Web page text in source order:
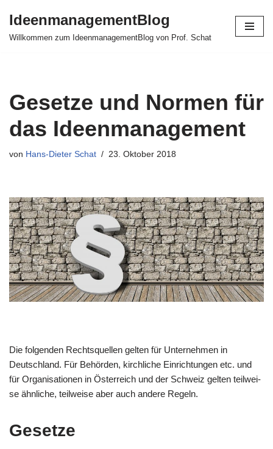
Zum
IdeenmanagementBlog
Willkommen zum IdeenmanagementBlog von Prof. Schat
Gesetze und Normen für
das Ideenmanagement
von Hans-Dieter Schat 23. Oktober 2018
Die fol­gen­den Rechts­quel­len gel­ten für Unter­neh­men in
Deutsch­land. Für Behör­den, kirch­li­che Ein­rich­tun­gen etc. und
für Orga­ni­sa­tio­nen in Öster­reich und der Schweiz gel­ten teil­wei­
se ähn­li­che, teil­wei­se aber auch ande­re Regeln.
Gesetze